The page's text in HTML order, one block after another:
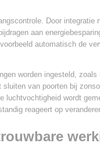
Door integratie
aan
automatisch de
worden ingesteld,
van poorten bij
luchtvochtigheid wordt
reageert op